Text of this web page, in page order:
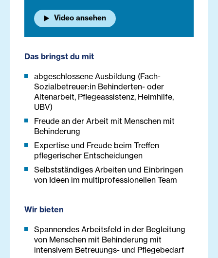
Video ansehen
Das bringst du mit
abgeschlossene Ausbildung (Fach-
Sozialbetreuer:in Behinderten- oder
Altenarbeit, Pflegeassistenz, Heimhilfe,
UBV)
Freude an der Arbeit mit Menschen mit
Behinderung
Expertise und Freude beim Treffen
pflegerischer Entscheidungen
Selbstständiges Arbeiten und Einbringen
von Ideen im multiprofessionellen Team
Wir bieten
Spannendes Arbeitsfeld in der Begleitung
von Menschen mit Behinderung mit
intensivem Betreuungs- und Pflegebedarf